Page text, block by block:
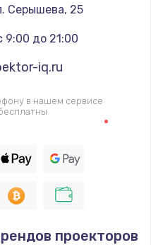
Серышева, 25
9:00 до 21:00
iq.ru
в нашем сервисе
проекторов